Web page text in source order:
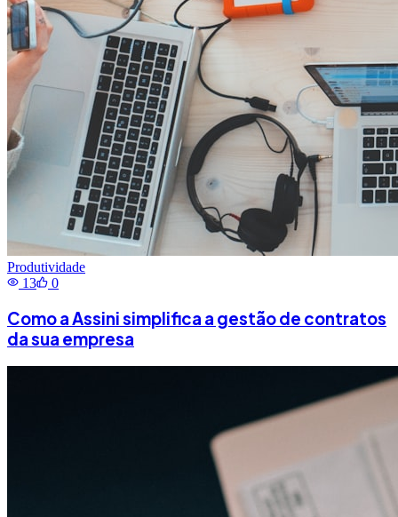
Produtividade
13
0
Como a Assini simplifica a gestão de contratos
da sua empresa